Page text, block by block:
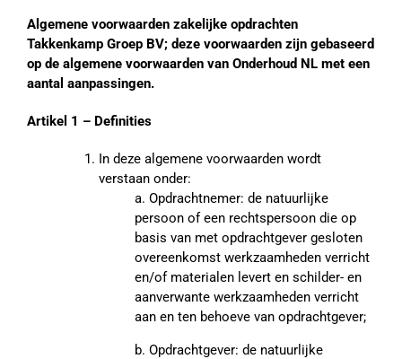
Algemene voorwaarden zakelijke opdrachten
Takkenkamp Groep BV; deze voorwaarden zijn gebaseerd
op de algemene voorwaarden van Onderhoud NL met een
aantal aanpassingen.
Artikel 1 – Definities
In deze algemene voorwaarden wordt
verstaan onder:
a. Opdrachtnemer: de natuurlijke
persoon of een rechtspersoon die op
basis van met opdrachtgever gesloten
overeenkomst werkzaamheden verricht
en/of materialen levert en schilder- en
aanverwante werkzaamheden verricht
aan en ten behoeve van opdrachtgever;
b. Opdrachtgever: de natuurlijke